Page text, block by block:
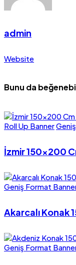
admin
Website
Bunu da
Roll Up Banner
İzmir 150×200
Geniş Format
Akarcalı Konak
Geniş Format